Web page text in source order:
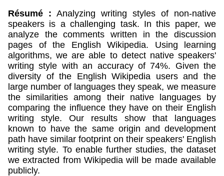
Résumé : Analyzing writing styles of non-native
speakers is a challenging task. In this paper, we
analyze the comments written in the discussion
pages of the English Wikipedia. Using learning
algorithms, we are able to detect native speakers'
writing style with an accuracy of 74%. Given the
diversity of the English Wikipedia users and the
large number of languages they speak, we measure
the similarities among their native languages by
comparing the influence they have on their English
writing style. Our results show that languages
known to have the same origin and development
path have similar footprint on their speakers' English
writing style. To enable further studies, the dataset
we extracted from Wikipedia will be made available
publicly.